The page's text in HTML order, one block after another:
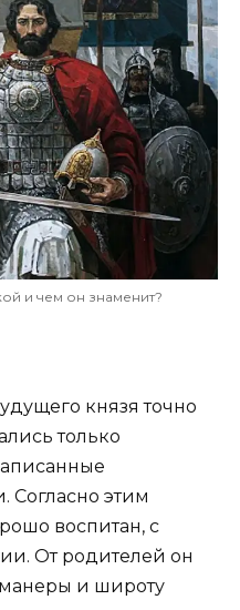
и чем он знаменит?
князя точно
только
Согласно этим
воспитан, с
От родителей он
и широту